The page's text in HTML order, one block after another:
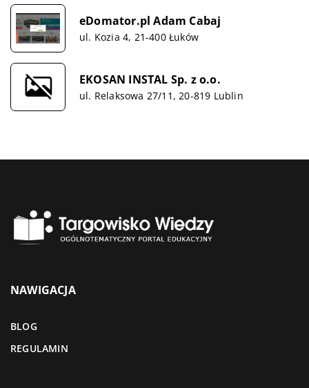
eDomator.pl Adam Cabaj
ul. Kozia 4, 21-400 Łuków
EKOSAN INSTAL Sp. z o.o.
ul. Relaksowa 27/11, 20-819 Lublin
NAWIGACJA
BLOG
REGULAMIN